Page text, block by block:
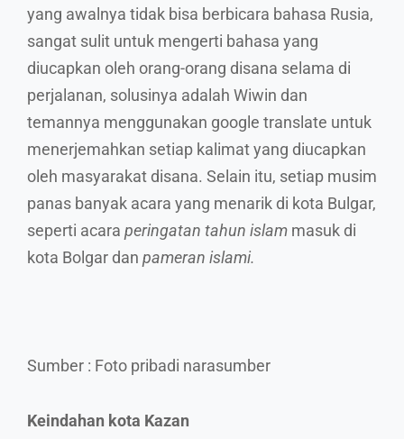
yang awalnya tidak bisa berbicara bahasa Rusia,
sangat sulit untuk mengerti bahasa yang
diucapkan oleh orang-orang disana selama di
perjalanan, solusinya adalah Wiwin dan
temannya menggunakan google translate untuk
menerjemahkan setiap kalimat yang diucapkan
oleh masyarakat disana. Selain itu, setiap musim
panas banyak acara yang menarik di kota Bulgar,
seperti acara peringatan tahun islam masuk di
kota Bolgar dan pameran islami.
Sumber : Foto pribadi narasumber
Keindahan kota Kazan